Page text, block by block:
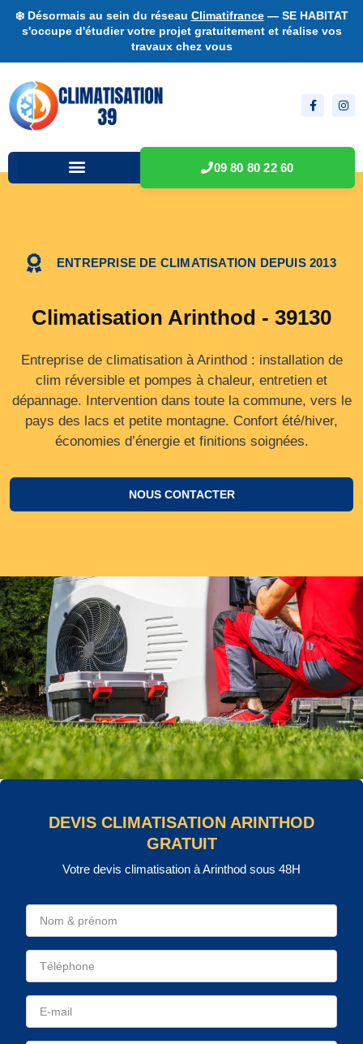
❄️ Désormais au sein du réseau Climatifrance— SE HABITAT
s'occupe d'étudier votre projet gratuitement et réalise vos
travaux chez vous
09 80 80 22 60
ENTREPRISE DE CLIMATISATION DEPUIS 2013
Climatisation Arinthod - 39130
Entreprise de climatisation à Arinthod : installation de
clim réversible et pompes à chaleur, entretien et
dépannage. Intervention dans toute la commune, vers le
pays des lacs et petite montagne. Confort été/hiver,
économies d’énergie et finitions soignées.
NOUS CONTACTER
DEVIS CLIMATISATION ARINTHOD
GRATUIT
Votre devis climatisation à Arinthod sous 48H